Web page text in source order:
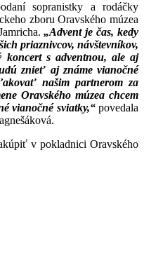
sopranistky a rodáčky
zboru Oravského múzea
„Advent je čas, kedy
priaznivcov, návštevníkov,
koncert s adventnou, ale aj
znieť aj známe vianočné
našim partnerom za
Oravského múzea chcem
vianočné sviatky,“povedala
v pokladnici Oravského